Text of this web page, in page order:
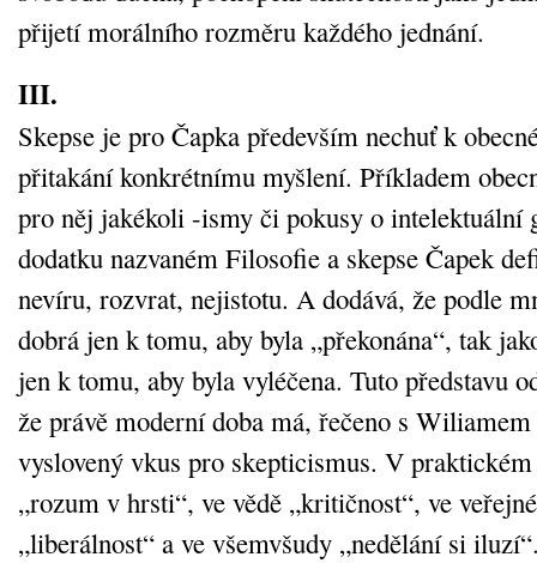
přijetí morálního rozměru každého jednání.
III.
Skepse je pro Čapka především nechuť k
přitakání konkrétnímu myšlení. Příkladem
pro něj jakékoli -ismy či pokusy o intelektuální
dodatku nazvaném Filosofie a skepse Čapek
nevíru, rozvrat, nejistotu. A dodává, že podle
dobrá jen k tomu, aby byla „překonána“, tak
jen k tomu, aby byla vyléčena. Tuto představu
že právě moderní doba má, řečeno s Wiliamem
vyslovený vkus pro skepticismus. V
„rozum v hrsti“, ve vědě „kritičnost“, ve
„liberálnost“ a ve všemvšudy „nedělání si